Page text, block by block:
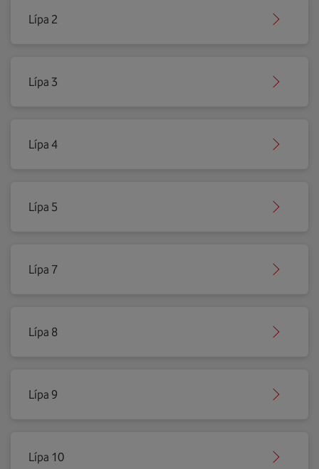
Lípa 2
Lípa 3
Lípa 4
Lípa 5
Lípa 7
Lípa 8
Lípa 9
Lípa 10